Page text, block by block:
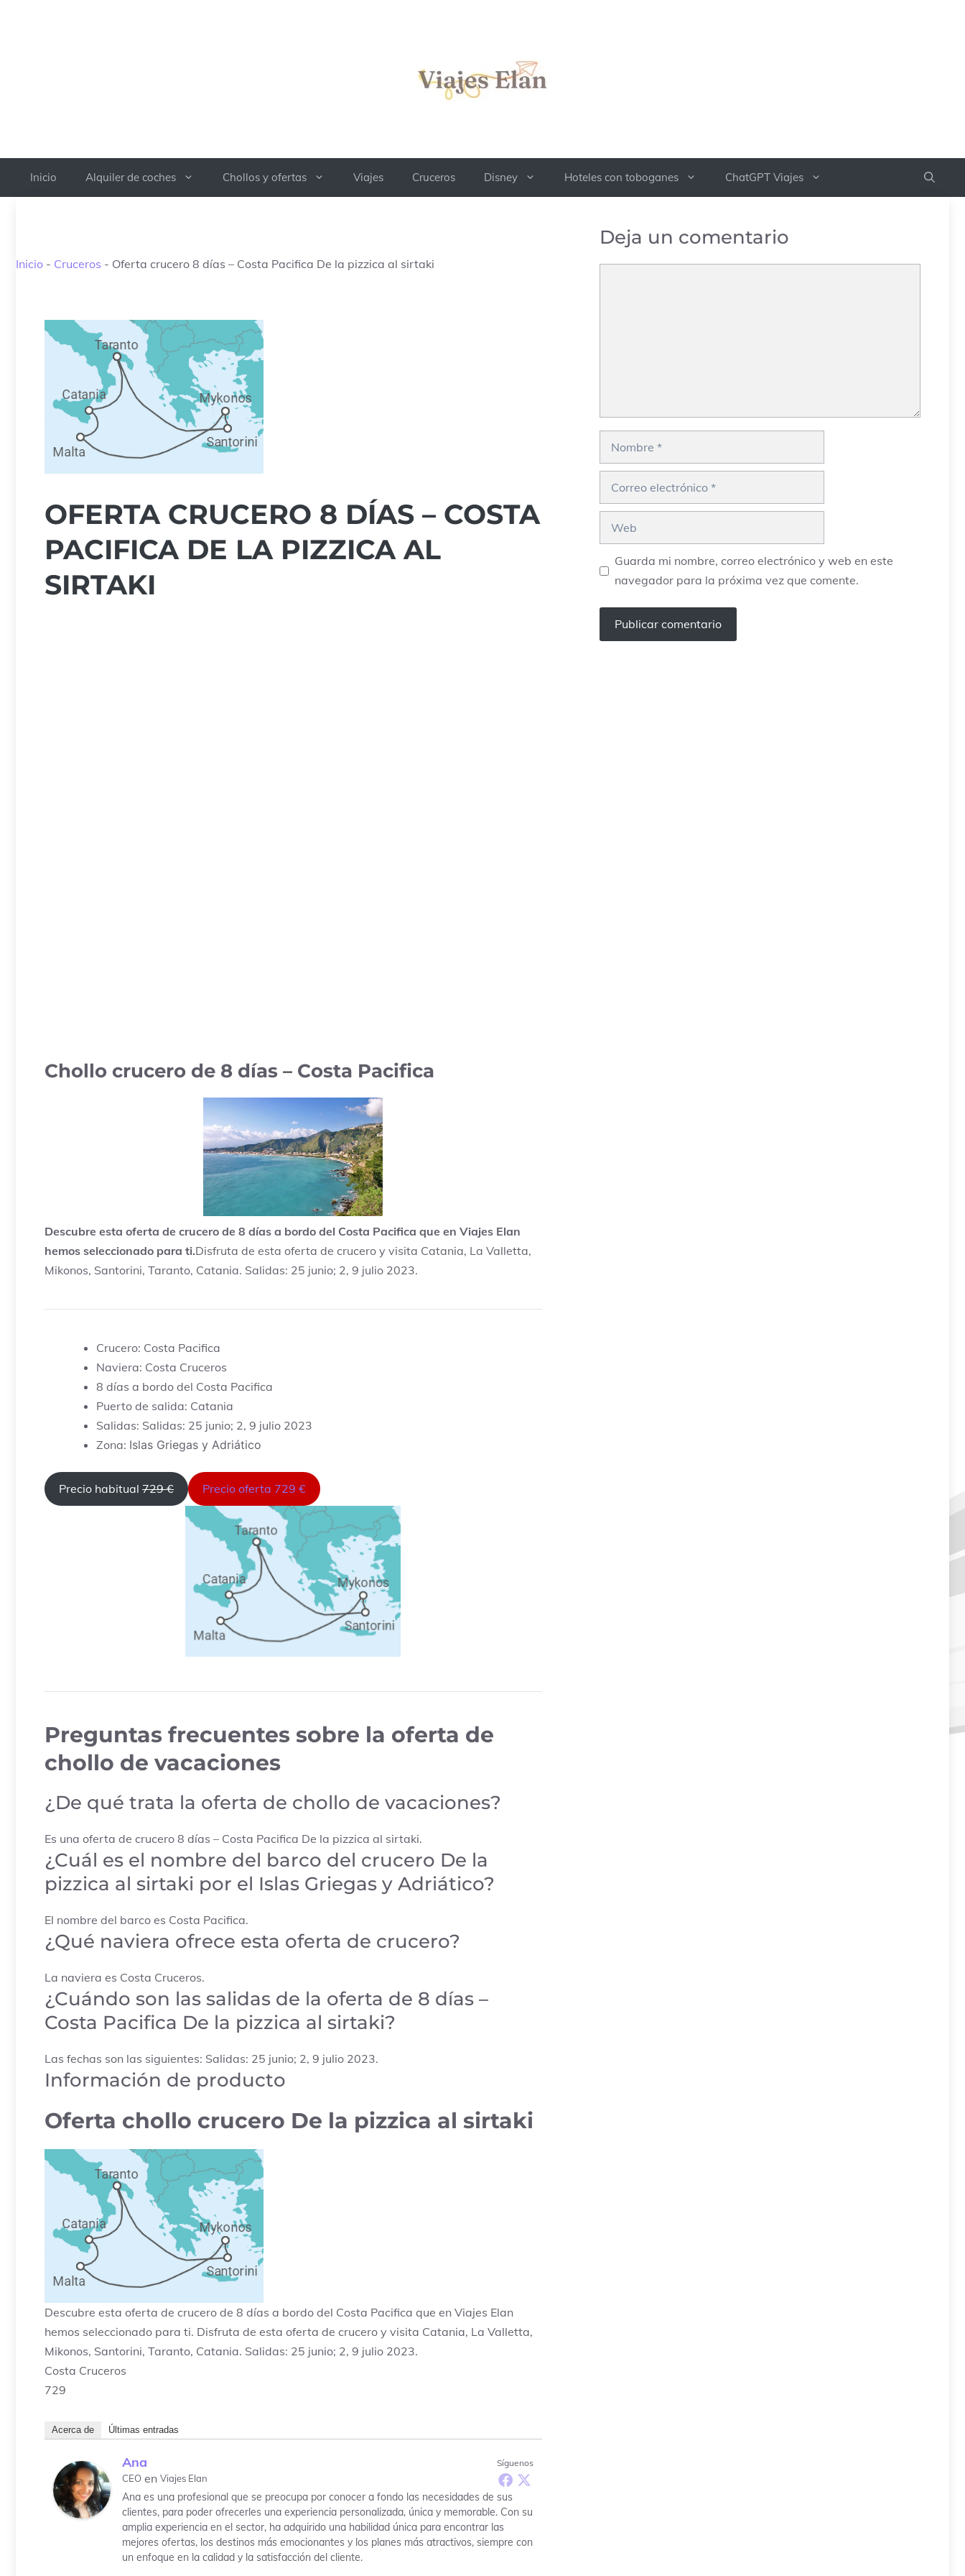
Inicio Alquiler de coches Chollos y ofertas Viajes Cruceros Disney Hoteles con toboganes ChatGPT Viajes
Inicio - Cruceros - Oferta crucero 8 días – Costa Pacifica De la pizzica al sirtaki
OFERTA CRUCERO 8 DÍAS – COSTA
PACIFICA DE LA PIZZICA AL
SIRTAKI
Chollo crucero de 8 días – Costa Pacifica
Descubre esta oferta de crucero de 8 días a bordo del Costa Pacifica que en Viajes Elan
hemos seleccionado para ti.Disfruta de esta oferta de crucero y visita Catania, La Valletta,
Mikonos, Santorini, Taranto, Catania. Salidas: 25 junio; 2, 9 julio 2023.
Crucero: Costa Pacifica
Naviera: Costa Cruceros
8 días a bordo del Costa Pacifica
Puerto de salida: Catania
Salidas: Salidas: 25 junio; 2, 9 julio 2023
Zona: Islas Griegas y Adriático
Precio habitual 729 € Precio oferta 729 €
Preguntas frecuentes sobre la oferta de
chollo de vacaciones
¿De qué trata la oferta de chollo de vacaciones?
Es una oferta de crucero 8 días – Costa Pacifica De la pizzica al sirtaki.
¿Cuál es el nombre del barco del crucero De la
pizzica al sirtaki por el Islas Griegas y Adriático?
El nombre del barco es Costa Pacifica.
¿Qué naviera ofrece esta oferta de crucero?
La naviera es Costa Cruceros.
¿Cuándo son las salidas de la oferta de 8 días –
Costa Pacifica De la pizzica al sirtaki?
Las fechas son las siguientes: Salidas: 25 junio; 2, 9 julio 2023.
Información de producto
Oferta chollo crucero De la pizzica al sirtaki
Descubre esta oferta de crucero de 8 días a bordo del Costa Pacifica que en Viajes Elan
hemos seleccionado para ti. Disfruta de esta oferta de crucero y visita Catania, La Valletta,
Mikonos, Santorini, Taranto, Catania. Salidas: 25 junio; 2, 9 julio 2023.
Costa Cruceros
729
Acerca de Últimas entradas
Síguenos
Ana
CEO en Viajes Elan
Ana es una profesional que se preocupa por conocer a fondo las necesidades de sus
clientes, para poder ofrecerles una experiencia personalizada, única y memorable. Con su
amplia experiencia en el sector, ha adquirido una habilidad única para encontrar las
mejores ofertas, los destinos más emocionantes y los planes más atractivos, siempre con
un enfoque en la calidad y la satisfacción del cliente.
Deja un comentario
Guarda mi nombre, correo electrónico y web en este
navegador para la próxima vez que comente.